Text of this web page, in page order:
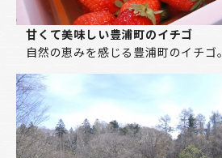
甘くて美味しい豊浦町のイチゴ
自然の恵みを感じる豊浦町のイチゴ。